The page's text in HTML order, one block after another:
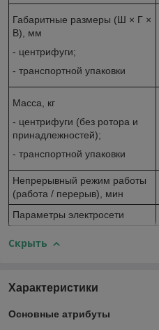
Габаритные размеры (Ш × Г ×
В), мм
- центрифуги;
- транспортной упаковки
Масса, кг
- центрифуги (без ротора и
принадлежностей);
- транспортной упаковки
Непрерывный режим работы
(работа / перерыв), мин
Параметры электросети
Скрыть
Характеристики
Основные атрибуты